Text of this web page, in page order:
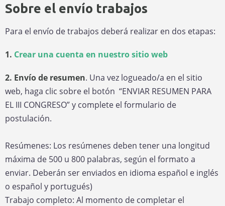
Sobre el envío trabajos
Para el envío de trabajos deberá realizar en dos etapas:
1. Crear una cuenta en nuestro sitio web
2. Envío de resumen. Una vez logueado/a en el sitio
web, haga clic sobre el botón “ENVIAR RESUMEN PARA
EL III CONGRESO” y complete el formulario de
postulación.
Resúmenes: Los resúmenes deben tener una longitud
máxima de 500 u 800 palabras, según el formato a
enviar. Deberán ser enviados en idioma español e inglés
o español y portugués)
Trabajo completo: Al momento de completar el